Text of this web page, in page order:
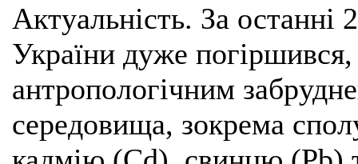
Актуальність. За останні
України дуже
антропологічним
середовища, зокрема